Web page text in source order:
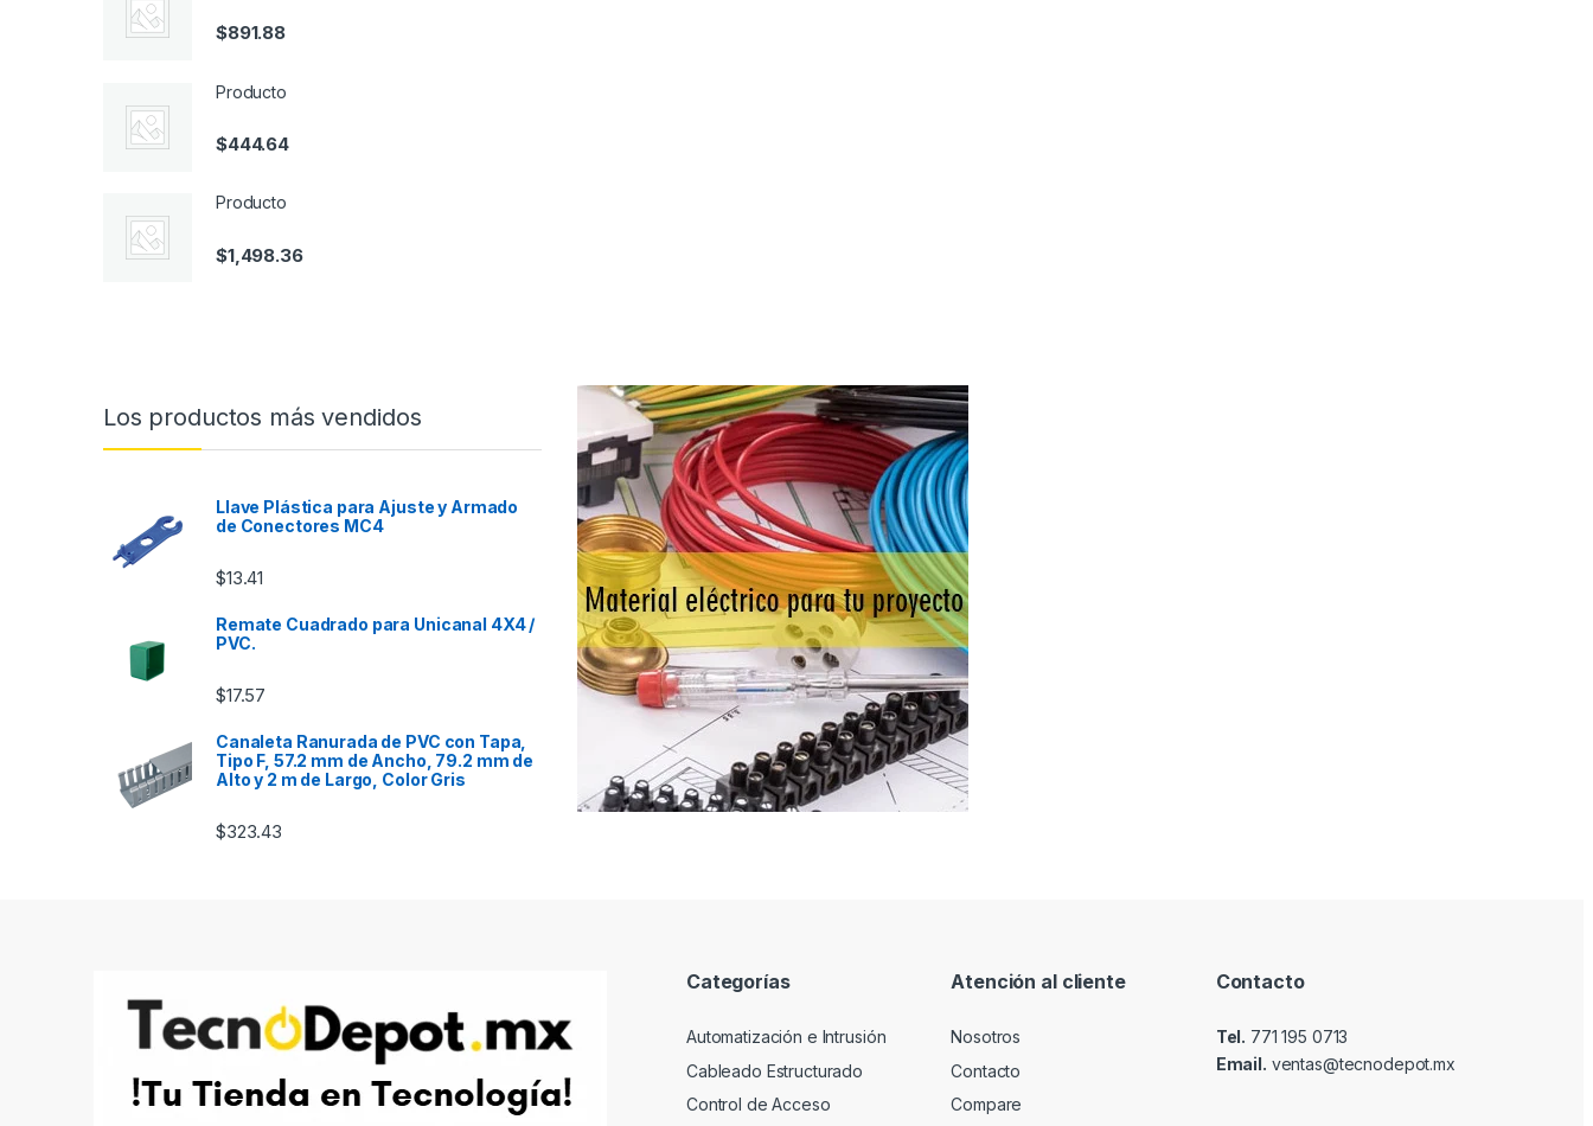
$891.88
Producto
$444.64
Producto
$1,498.36
Los productos más vendidos
Llave Plástica para Ajuste y Armado
de Conectores MC4
$13.41
Remate Cuadrado para Unicanal 4X4 /
PVC.
$17.57
Canaleta Ranurada de PVC con Tapa,
Tipo F, 57.2 mm de Ancho, 79.2 mm de
Alto y 2 m de Largo, Color Gris
$323.43
Categorías
Automatización e Intrusión
Cableado Estructurado
Control de Acceso
Atención al cliente
Nosotros
Contacto
Compare
Contacto
Tel. 771 195 0713
Email. ventas@tecnodepot.mx